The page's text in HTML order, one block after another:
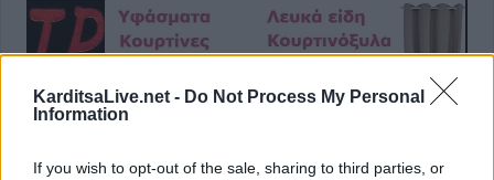
KarditsaLive.net - Do Not Process My Personal
Information
If you wish to opt-out of the sale, sharing to third parties, or